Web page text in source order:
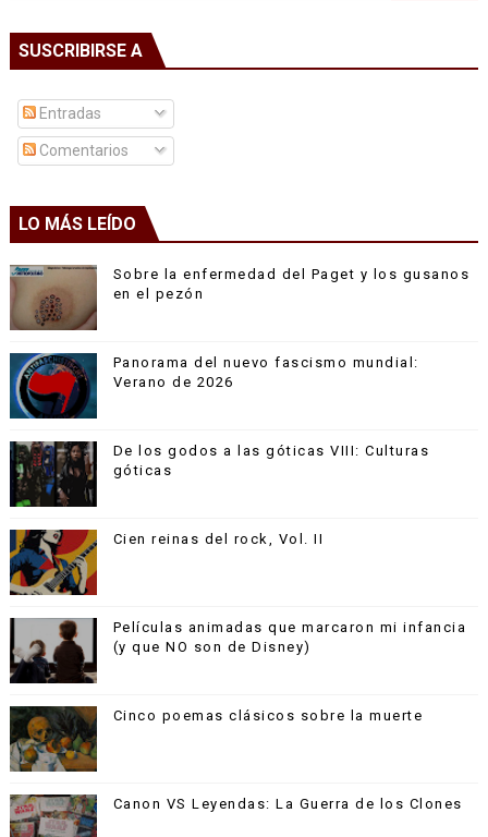
SUSCRIBIRSE A
Entradas
Comentarios
LO MÁS LEÍDO
Sobre la enfermedad del Paget y los gusanos
en el pezón
Panorama del nuevo fascismo mundial:
Verano de 2026
De los godos a las góticas VIII: Culturas
góticas
Cien reinas del rock, Vol. II
Películas animadas que marcaron mi infancia
(y que NO son de Disney)
Cinco poemas clásicos sobre la muerte
Canon VS Leyendas: La Guerra de los Clones